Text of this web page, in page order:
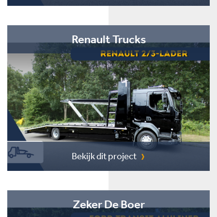
Renault Trucks
Bekijk dit project
Zeker De Boer